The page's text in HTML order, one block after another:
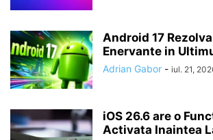
Android 17
Enervante in
Adrian Gabor - iul. 21,
iOS 26.6 are o
Activata Inaintea